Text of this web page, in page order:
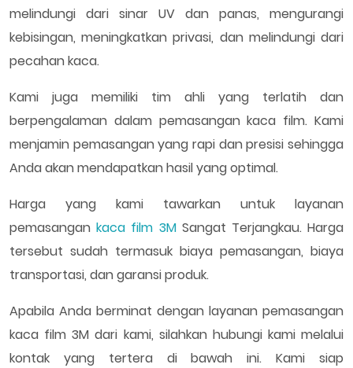
melindungi dari sinar UV dan panas, mengurangi
kebisingan, meningkatkan privasi, dan melindungi dari
pecahan kaca.
Kami juga memiliki tim ahli yang terlatih dan
berpengalaman dalam pemasangan kaca film. Kami
menjamin pemasangan yang rapi dan presisi sehingga
Anda akan mendapatkan hasil yang optimal.
Harga yang kami tawarkan untuk layanan
pemasangankaca film 3MSangat Terjangkau. Harga
tersebut sudah termasuk biaya pemasangan, biaya
transportasi, dan garansi produk.
Apabila Anda berminat dengan layanan pemasangan
kaca film 3M dari kami, silahkan hubungi kami melalui
kontak yang tertera di bawah ini. Kami siap